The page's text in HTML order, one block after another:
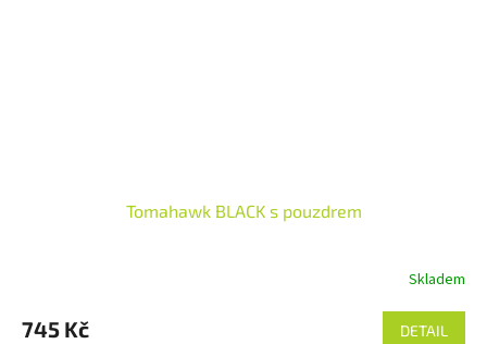
Tomahawk BLACK s pouzdrem
Skladem
745 Kč DETAIL